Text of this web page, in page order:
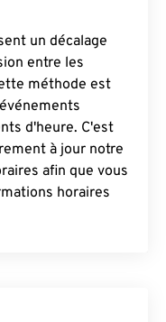
un décalage
entre les
méthode est
d'heure. C'est
à jour notre
afin que vous
horaires